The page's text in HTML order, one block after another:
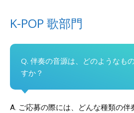
K-POP 歌部門
Q. 伴奏の音源は、どのようなも
すか？
A. ご応募の際には、どんな種類の伴